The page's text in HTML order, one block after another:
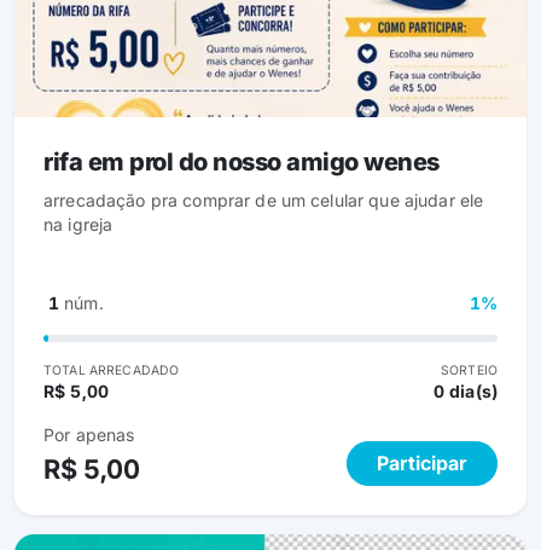
rifa em prol do nosso amigo wenes
arrecadação pra comprar de um celular que ajudar ele
na igreja
1 núm. 1%
TOTAL ARRECADADO
R$ 5,00
SORTEIO
0 dia(s)
Por apenas
R$ 5,00 Participar